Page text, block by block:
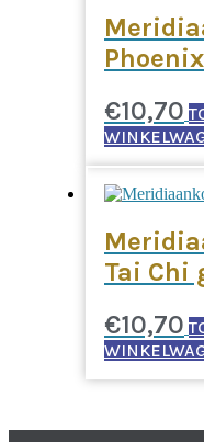
Phoenix
€10,70
Tai Chi
€10,70